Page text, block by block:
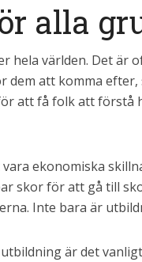
alla
hela världen. Det är
att komma
att få folk att förstå
ekonomiska
skor för att gå till
Inte bara är
är det